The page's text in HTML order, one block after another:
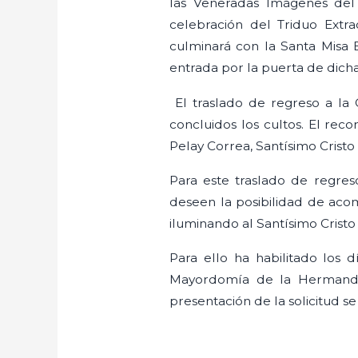
las Veneradas Imágenes
celebración del Triduo
culminará con la Santa Misa
entrada por la puerta de
El traslado de regreso a la
concluidos los cultos. El
Pelay Correa, Santísimo
Para este traslado de
deseen la posibilidad de
iluminando al Santísimo
Para ello ha habilitado los
Mayordomía de la
presentación de la solicitud